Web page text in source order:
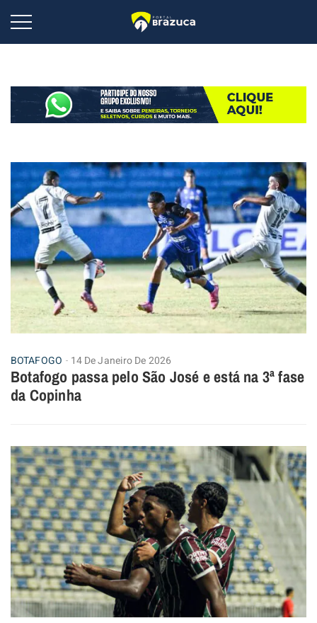
BOTAFOGO 14 De Janeiro De 2026
Botafogo passa pelo São José e está na 3ª fase
da Copinha